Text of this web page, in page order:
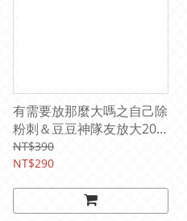
有需要放那麼大嗎之自己除
粉刺＆豆豆神隊友放大20
倍小圓鏡
NT$390
NT$290